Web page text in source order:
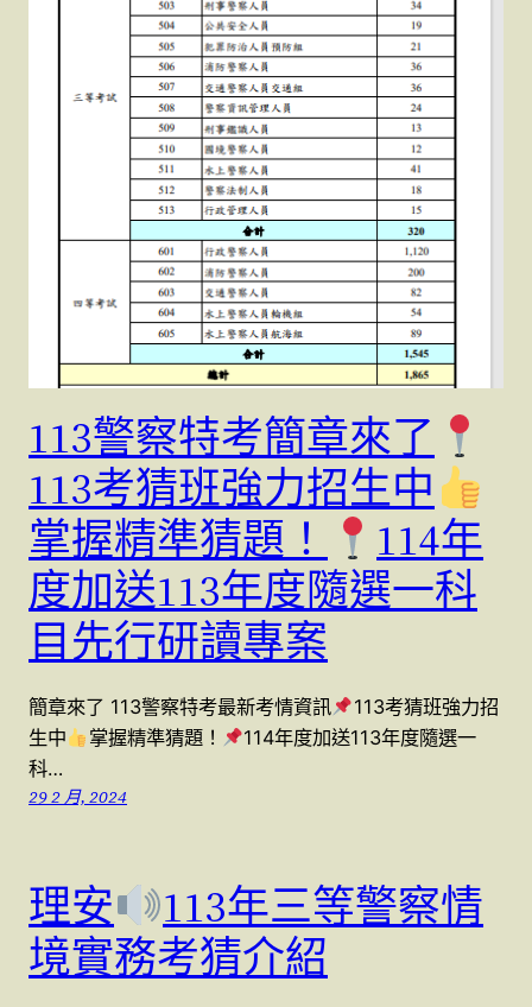
113警察特考簡章來了
113考猜班強力招生中
掌握精準猜題！
114年
度加送113年度隨選一科
目先行研讀專案
簡章來了 113警察特考最新考情資訊
113考猜班強力招
生中
掌握精準猜題！
114年度加送113年度隨選一
科…
29 2 月, 2024
理安
113年三等警察情
境實務考猜介紹